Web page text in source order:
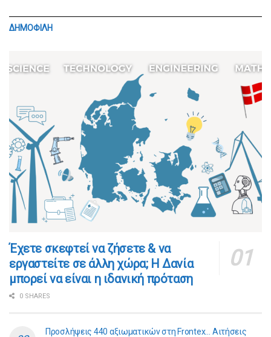
ΔΗΜΟΦΙΛΗ
​​Έχετε σκεφτεί να ζήσετε & να
εργαστείτε σε άλλη χώρα; Η Δανία
μπορεί να είναι η ιδανική πρόταση
0 SHARES
Προσλήψεις 440 αξιωματικών στη Frontex… Αιτήσεις